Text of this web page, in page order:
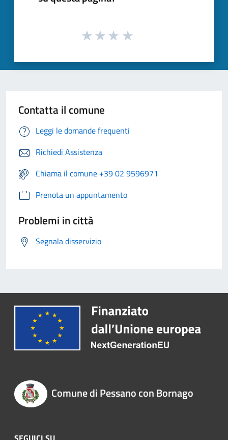
Contatta il comune
Leggi le domande frequenti
Richiedi Assistenza
Chiama il comune +39 02 9596971
Prenota un appuntamento
Problemi in città
Segnala disservizio
Comune di Pessano con Bornago